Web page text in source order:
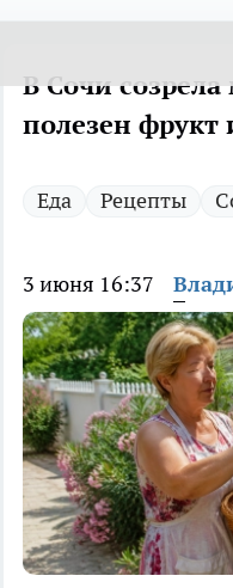
В Сочи
полезен фрукт
Еда Рецепты
3 июня 16:37